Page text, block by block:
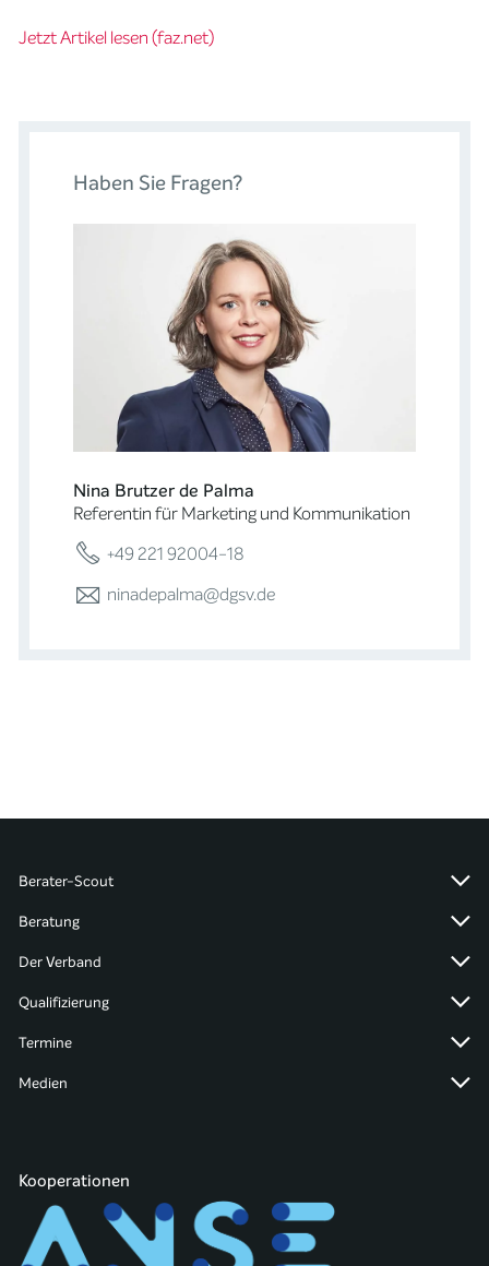
Jetzt Artikel lesen (faz.net)
Haben Sie Fragen?
Nina Brutzer de Palma
Referentin für Marketing und Kommunikation
+49 221 92004-18
ninadepalma@dgsv.de
Berater-Scout
Beratung
Der Verband
Qualifizierung
Termine
Medien
Kooperationen